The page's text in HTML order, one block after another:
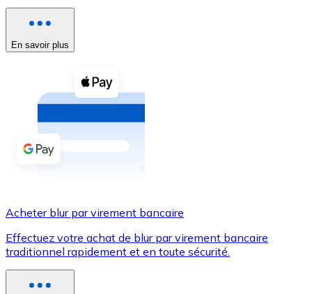
Voir toutes
Coupons crypto
Achetez des cryptomonnaies en espèces et d'autres
Acheter avec espèces
Virement SEPA
Utilisez les cartes Visa et Mastercard pour acheter
Acheter avec carte
En savoir plus
Acheter blur par virement bancaire
Effectuez votre achat de blur par virement bancaire
traditionnel rapidement et en toute sécurité.